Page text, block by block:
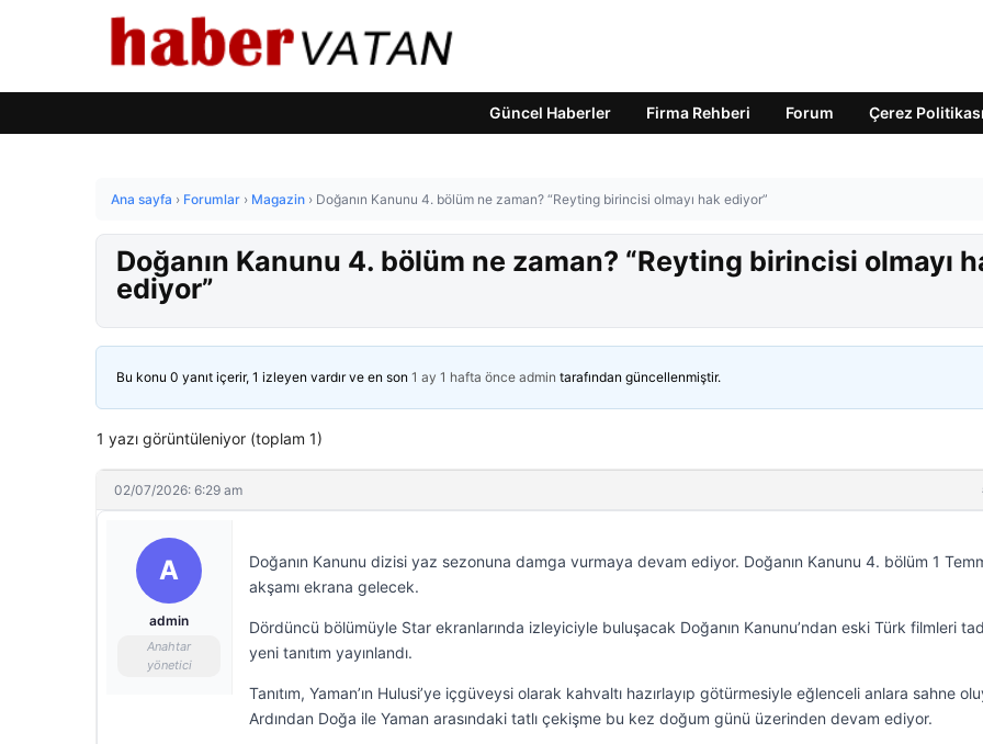
Güncel Haberler Firma Rehberi Forum Çerez Politikası
Ana sayfa › Forumlar › Magazin › Doğanın Kanunu 4. bölüm ne zaman? “Reyting birincisi olmayı hak ediyor”
Doğanın Kanunu 4. bölüm ne zaman? “Reyting birincisi olmayı
ediyor”
Bu konu 0 yanıt içerir, 1 izleyen vardır ve en son 1 ay 1 hafta önce admin tarafından güncellenmiştir.
1 yazı görüntüleniyor (toplam 1)
02/07/2026: 6:29 am
A
admin
Anahtar
yönetici
Doğanın Kanunu dizisi yaz sezonuna damga vurmaya devam ediyor. Doğanın Kanunu 4. bölüm 1
akşamı ekrana gelecek.
Dördüncü bölümüyle Star ekranlarında izleyiciyle buluşacak Doğanın Kanunu’ndan eski Türk filmleri
yeni tanıtım yayınlandı.
Tanıtım, Yaman’ın Hulusi’ye içgüveysi olarak kahvaltı hazırlayıp götürmesiyle eğlenceli anlara sahne
Ardından Doğa ile Yaman arasındaki tatlı çekişme bu kez doğum günü üzerinden devam ediyor.